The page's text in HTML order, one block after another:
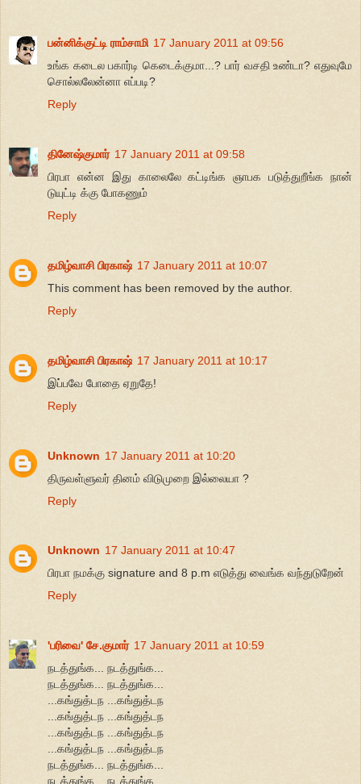
பன்னிக்குட்டி ராம்சாமி 17 January 2011 at 09:56
உங்க கடைல பகார்டி கெடைக்குமா...? பார் வசதி உண்டா? எதுவுமே
சொல்லலேன்னா எப்படி?
Reply
தினேஷ்குமார் 17 January 2011 at 09:58
பிரபா என்ன இது காலைலே கட்டிங்க ஞாபக படுத்துறீங்க நான்
டுயுட்டி க்கு போகணும்
Reply
தமிழ்வாசி பிரகாஷ் 17 January 2011 at 10:07
This comment has been removed by the author.
Reply
தமிழ்வாசி பிரகாஷ் 17 January 2011 at 10:17
இப்பவே போதை ஏறுதே!
Reply
Unknown 17 January 2011 at 10:20
திருவள்ளுவர் தினம் விடுமுறை இல்லையா ?
Reply
Unknown 17 January 2011 at 10:47
பிரபா நமக்கு signature and 8 p.m எடுத்து வைங்க வந்துடுறேன்
Reply
'பரிவை' சே.குமார் 17 January 2011 at 10:59
நடத்துங்க... நடத்துங்க...
நடத்துங்க... நடத்துங்க...
...கங்துத்டந ...கங்துத்டந
...கங்துத்டந ...கங்துத்டந
...கங்துத்டந ...கங்துத்டந
...கங்துத்டந ...கங்துத்டந
நடத்துங்க... நடத்துங்க...
நடத்துங்க... நடத்துங்க...